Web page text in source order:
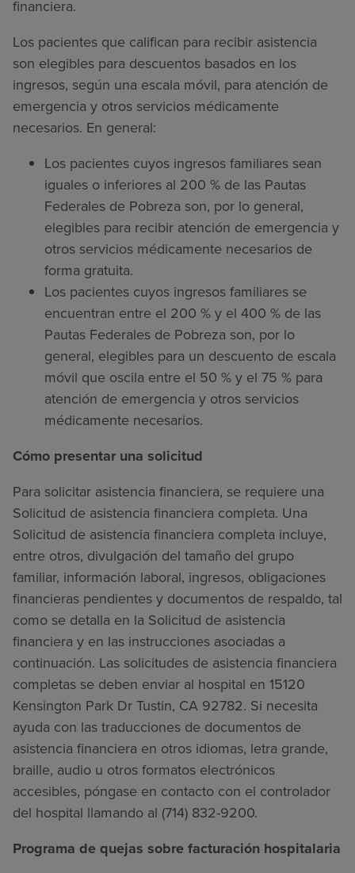
financiera.
Los pacientes que califican para recibir asistencia
son elegibles para descuentos basados en los
ingresos, según una escala móvil, para atención de
emergencia y otros servicios médicamente
necesarios. En general:
Los pacientes cuyos ingresos familiares sean
iguales o inferiores al 200 % de las Pautas
Federales de Pobreza son, por lo general,
elegibles para recibir atención de emergencia y
otros servicios médicamente necesarios de
forma gratuita.
Los pacientes cuyos ingresos familiares se
encuentran entre el 200 % y el 400 % de las
Pautas Federales de Pobreza son, por lo
general, elegibles para un descuento de escala
móvil que oscila entre el 50 % y el 75 % para
atención de emergencia y otros servicios
médicamente necesarios.
Cómo presentar una solicitud
Para solicitar asistencia financiera, se requiere una
Solicitud de asistencia financiera completa. Una
Solicitud de asistencia financiera completa incluye,
entre otros, divulgación del tamaño del grupo
familiar, información laboral, ingresos, obligaciones
financieras pendientes y documentos de respaldo, tal
como se detalla en la Solicitud de asistencia
financiera y en las instrucciones asociadas a
continuación. Las solicitudes de asistencia financiera
completas se deben enviar al hospital en 15120
Kensington Park Dr Tustin, CA 92782. Si necesita
ayuda con las traducciones de documentos de
asistencia financiera en otros idiomas, letra grande,
braille, audio u otros formatos electrónicos
accesibles, póngase en contacto con el controlador
del hospital llamando al (714) 832-9200.
Programa de quejas sobre facturación hospitalaria